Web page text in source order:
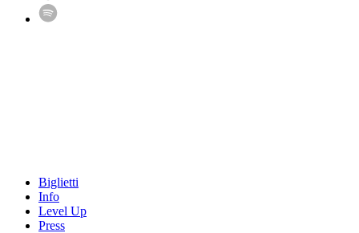
Biglietti
Info
Level Up
Press